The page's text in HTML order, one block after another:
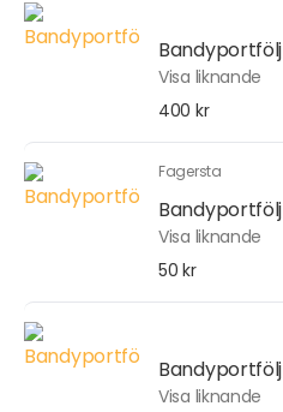
Bandyportfölj
Visa liknande
400 kr
Fagersta
Bandyportfölj
Visa liknande
50 kr
Bandyportfölj
Visa liknande